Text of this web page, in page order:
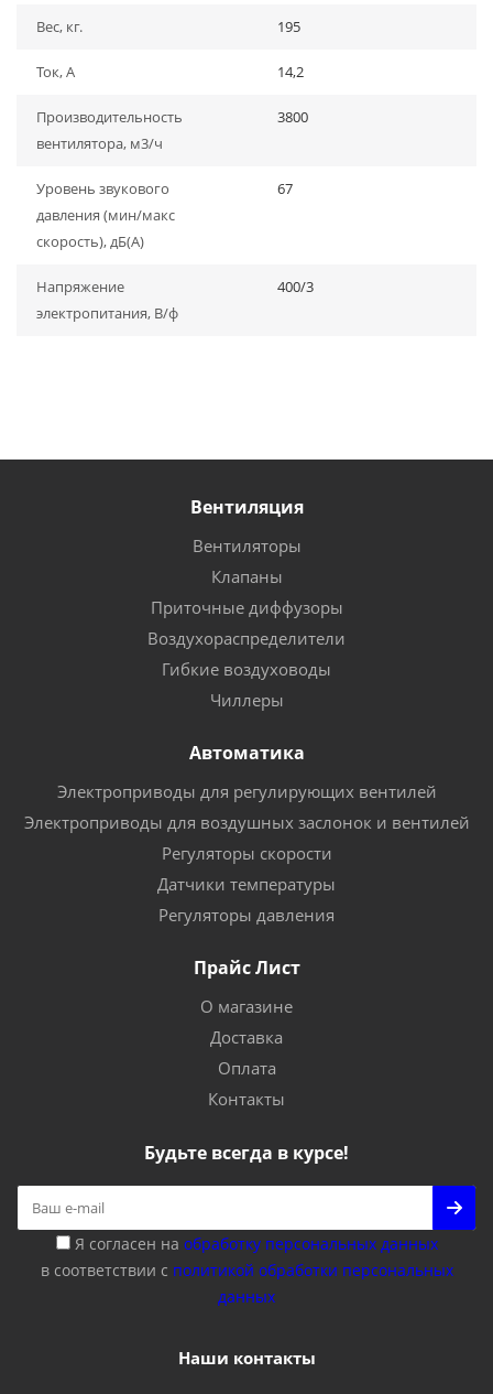
Вес, кг. 195
Ток, А 14,2
Производительность
вентилятора, м3/ч
3800
Уровень звукового
давления (мин/макс
скорость), дБ(A)
67
Напряжение
электропитания, В/ф
400/3
Вентиляция
Вентиляторы
Клапаны
Приточные диффузоры
Воздухораспределители
Гибкие воздуховоды
Чиллеры
Автоматика
Электроприводы для регулирующих вентилей
Электроприводы для воздушных заслонок и вентилей
Регуляторы скорости
Датчики температуры
Регуляторы давления
Прайс Лист
О магазине
Доставка
Оплата
Контакты
Будьте всегда в курсе!
Я согласен на обработку персональных данных
в соответствии с политикой обработки персональных
данных
Наши контакты